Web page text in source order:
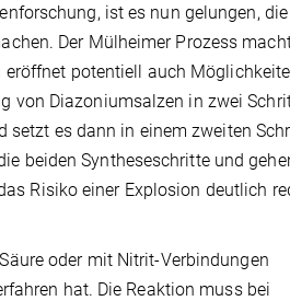
ist es nun gelungen, die
Der Mülheimer Prozess
potentiell auch
von Diazoniumsalzen in zwei
es dann in einem zweiten
beiden Syntheseschritte und
Risiko einer Explosion deutlich
oder mit Nitrit-Verbindungen
hat. Die Reaktion muss bei